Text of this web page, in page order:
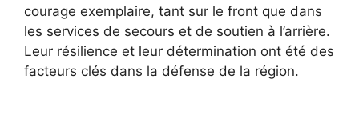
courage exemplaire, tant sur le front que dans
les services de secours et de soutien à l’arrière.
Leur résilience et leur détermination ont été des
facteurs clés dans la défense de la région.